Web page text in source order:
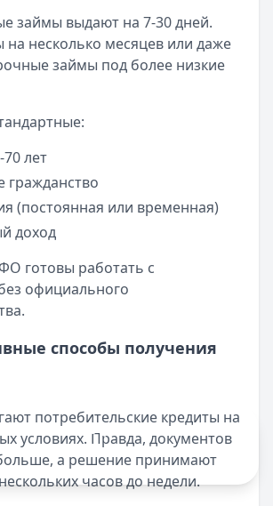
займы выдают на 7-30 дней.
на несколько месяцев или даже
займы под более низкие
70 лет
гражданство
(постоянная или временная)
доход
готовы работать с
официального
способы получения
потребительские кредиты на
условиях. Правда, документов
а решение принимают
часов до недели.
ваши cookie-файлы